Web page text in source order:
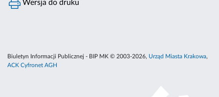
Wersja do druku
Biuletyn Informacji Publicznej - BIP MK © 2003-2026, Urząd Miasta Krakowa,
ACK Cyfronet AGH